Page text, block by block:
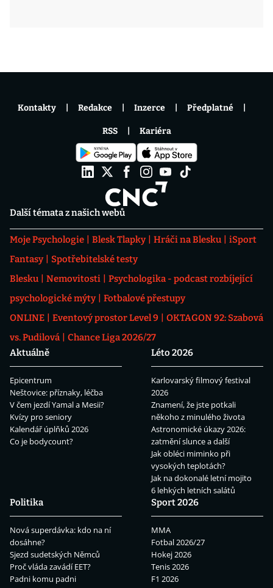
Další témata z našich webů
Moje Psychologie Blesk Tlapky Hráči na Blesku
iSport
Fantasy
Spotřebitelské testy
Blesku
Nemovitosti
Psychologika - podcast rozbíjející
psychologické mýty
Fotbalové přestupy
ONLINE
Eventový prostor Level 9
OKTAGON 92: Szabová
vs. Pudilová
Chance Liga 2026/27
Aktuálně
Epicentrum
Neštovice: příznaky, léčba
V čem jezdí Yamal a Mesii?
Kvízy pro seniory
Kalendář úplňků 2026
Co je bodycount?
Léto 2026
Karlovarský filmový festival
2026
Znamení, že jste potkali
někoho z minulého života
Astronomické úkazy 2026:
zatmění slunce a další
Jak obléci miminko při
vysokých teplotách?
Jak na dokonalé letní mojito
6 lehkých letních salátů
Politika
Nová superdávka: kdo na ní
dosáhne?
Sjezd sudetských Němců
Proč vláda zavádí EET?
Padni komu padni
Sport 2026
MMA
Fotbal 2026/27
Hokej 2026
Tenis 2026
F1 2026
Kontakty Redakce Inzerce Předplatné
RSS Kariéra